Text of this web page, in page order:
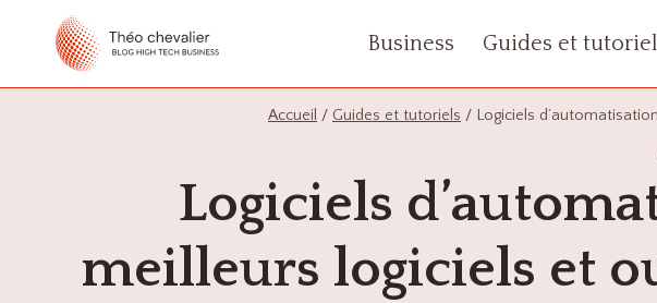
Business Guides et
Accueil / Guides et tutoriels / Logiciels
Logiciels
meilleurs logiciels et